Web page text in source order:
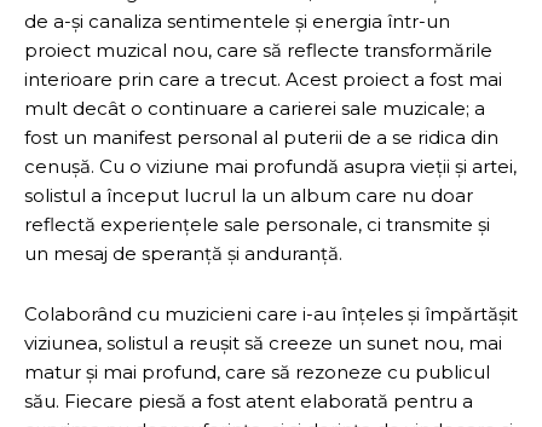
de a-și canaliza sentimentele și energia într-un
proiect muzical nou, care să reflecte transformările
interioare prin care a trecut. Acest proiect a fost mai
mult decât o continuare a carierei sale muzicale; a
fost un manifest personal al puterii de a se ridica din
cenușă. Cu o viziune mai profundă asupra vieții și artei,
solistul a început lucrul la un album care nu doar
reflectă experiențele sale personale, ci transmite și
un mesaj de speranță și anduranță.
Colaborând cu muzicieni care i-au înțeles și împărtășit
viziunea, solistul a reușit să creeze un sunet nou, mai
matur și mai profund, care să rezoneze cu publicul
său. Fiecare piesă a fost atent elaborată pentru a